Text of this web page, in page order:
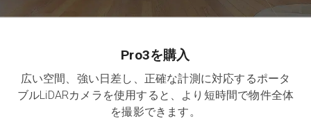
サインイン
Pro3を購入
広い空間、強い日差し、正確な計測に対応するポータ
ブルLiDARカメラを使用すると、より短時間で物件全体
を撮影できます。